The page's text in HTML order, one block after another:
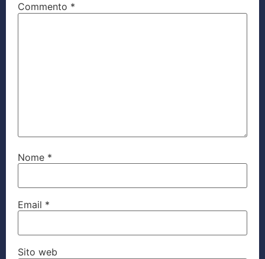
Commento *
Nome *
Email *
Sito web